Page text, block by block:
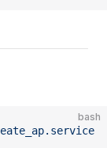
bash